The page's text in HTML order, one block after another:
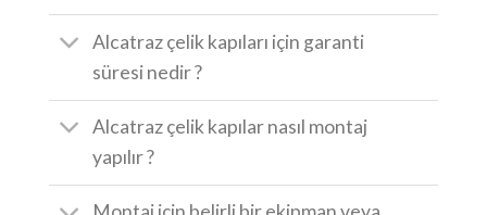
Alcatraz çelik kapıları için garanti
süresi nedir ?
Alcatraz çelik kapılar nasıl montaj
yapılır ?